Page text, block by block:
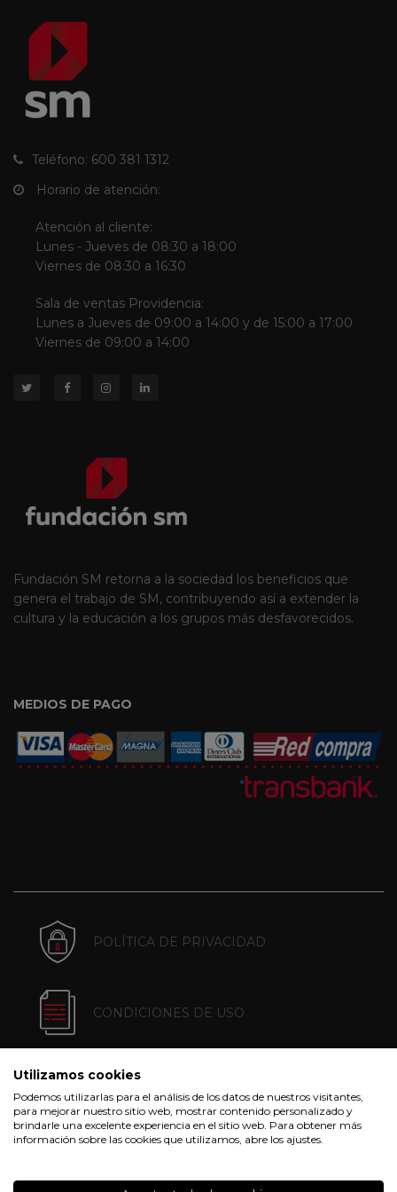
Teléfono: 600 381 1312
Horario de atención:
Atención al cliente:
Lunes - Jueves de 08:30 a 18:00
Viernes de 08:30 a 16:30
Sala de ventas Providencia:
Lunes a Jueves de 09:00 a 14:00 y de 15:00 a 17:00
Viernes de 09:00 a 14:00
Fundación SM retorna a la sociedad los beneficios que
genera el trabajo de SM, contribuyendo así a extender la
cultura y la educación a los grupos más desfavorecidos.
MEDIOS DE PAGO
POLÍTICA DE PRIVACIDAD
CONDICIONES DE USO
Utilizamos cookies
Podemos utilizarlas para el análisis de los datos de nuestros visitantes,
para mejorar nuestro sitio web, mostrar contenido personalizado y
brindarle una excelente experiencia en el sitio web. Para obtener más
información sobre las cookies que utilizamos, abre los ajustes.